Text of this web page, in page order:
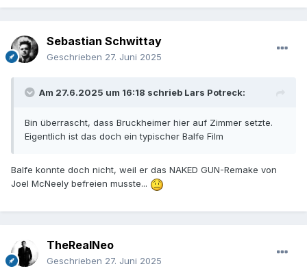
Sebastian Schwittay
Geschrieben 27. Juni 2025
Am 27.6.2025 um 16:18 schrieb Lars Potreck:
Bin überrascht, dass Bruckheimer hier auf Zimmer setzte.
Eigentlich ist das doch ein typischer Balfe Film
Balfe konnte doch nicht, weil er das NAKED GUN-Remake von
Joel McNeely befreien musste...
TheRealNeo
Geschrieben 27. Juni 2025